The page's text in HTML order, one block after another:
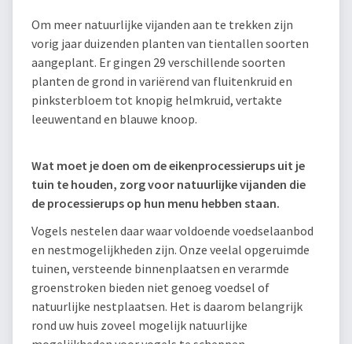
Om meer natuurlijke vijanden aan te trekken zijn
vorig jaar duizenden planten van tientallen soorten
aangeplant. Er gingen 29 verschillende soorten
planten de grond in variërend van fluitenkruid en
pinksterbloem tot knopig helmkruid, vertakte
leeuwentand en blauwe knoop.
Wat moet je doen om de eikenprocessierups uit je
tuin te houden, zorg voor natuurlijke vijanden die
de processierups op hun menu hebben staan.
Vogels nestelen daar waar voldoende voedselaanbod
en nestmogelijkheden zijn. Onze veelal opgeruimde
tuinen, versteende binnenplaatsen en verarmde
groenstroken bieden niet genoeg voedsel of
natuurlijke nestplaatsen. Het is daarom belangrijk
rond uw huis zoveel mogelijk natuurlijke